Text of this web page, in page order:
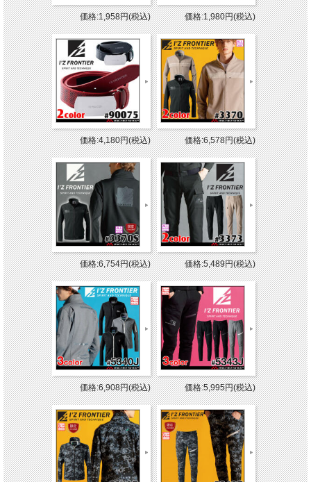
価格:1,958円(税込) 価格:1,980円(税込)
価格:4,180円(税込) 価格:6,578円(税込)
価格:6,754円(税込) 価格:5,489円(税込)
価格:6,908円(税込) 価格:5,995円(税込)